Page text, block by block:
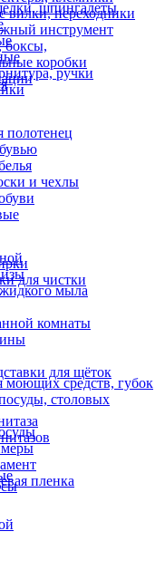
вилки, переходники
инструмент
боксы,
коробки
шпингалеты
ручки
полотенец
и чехлы
для чистки
мыла
комнаты
для щёток
моющих средств, губок
столовых
пленка